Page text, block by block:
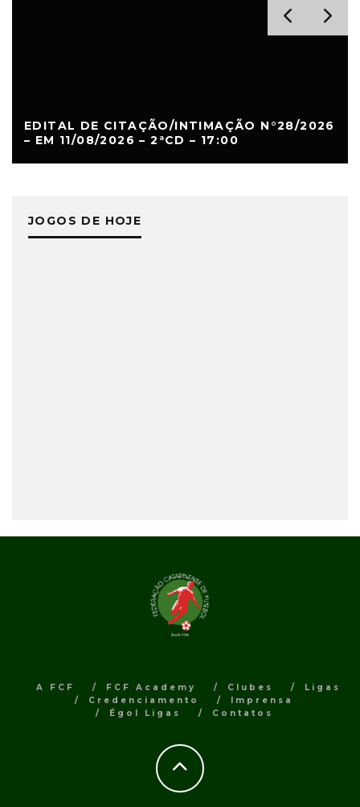
EDITAL DE CITAÇÃO/INTIMAÇÃO N°28/2026
– EM 11/08/2026 – 2ªCD – 17:00
JOGOS DE HOJE
A FCF FCF Academy Clubes
Ligas
Credenciamento
Imprensa
Égol Ligas
Contatos